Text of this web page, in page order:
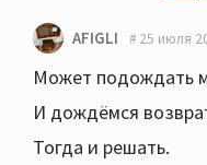
AFIGLI 25 июля
Может подождать
И дождёмся
Тогда и решать.